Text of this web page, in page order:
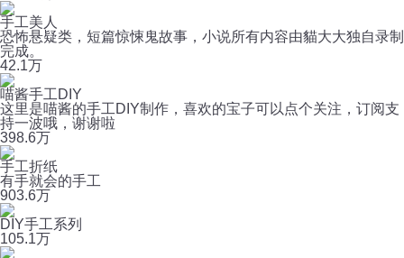
手工美人
恐怖悬疑类，短篇惊悚鬼故事，小说所有内容由貓大大独自录制
完成。
42.1万
喵酱手工DIY
这里是喵酱的手工DIY制作，喜欢的宝子可以点个关注，订阅支
持一波哦，谢谢啦
398.6万
手工折纸
有手就会的手工
903.6万
DIY手工系列
105.1万